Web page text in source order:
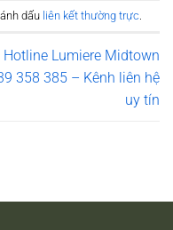
dấu liên kết thường trực
Hotline Lumiere Midtown
358 385 – Kênh liên hệ
uy tín